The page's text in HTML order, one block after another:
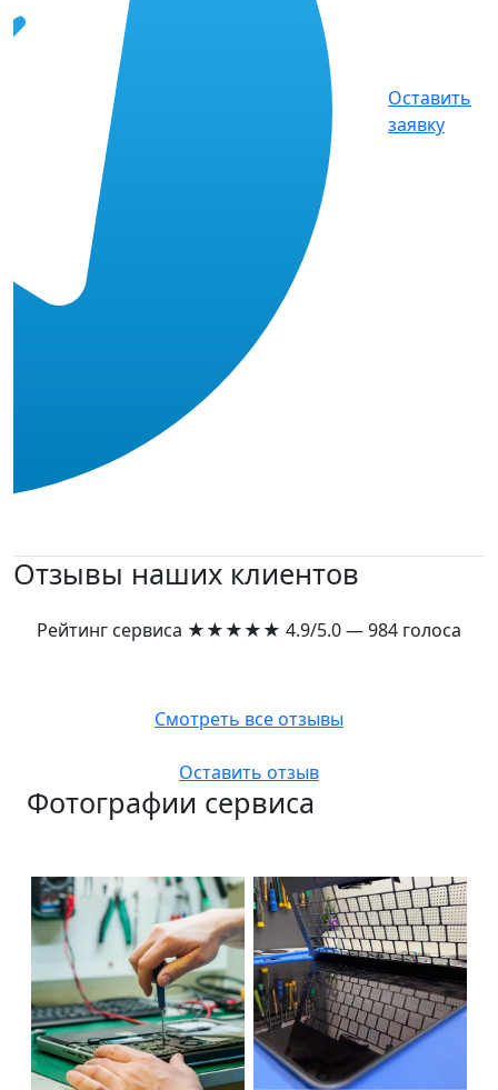
Оставить
заявку
Отзывы наших клиентов
Рейтинг сервиса ★★★★★ 4.9/5.0 — 984 голоса
Смотреть все отзывы
Оставить отзыв
Фотографии сервиса